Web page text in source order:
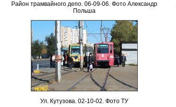
Район трамвайного депо. 06-09-06. Фото Александр
Польша
Ул. Кутузова. 02-10-02. Фото ТУ